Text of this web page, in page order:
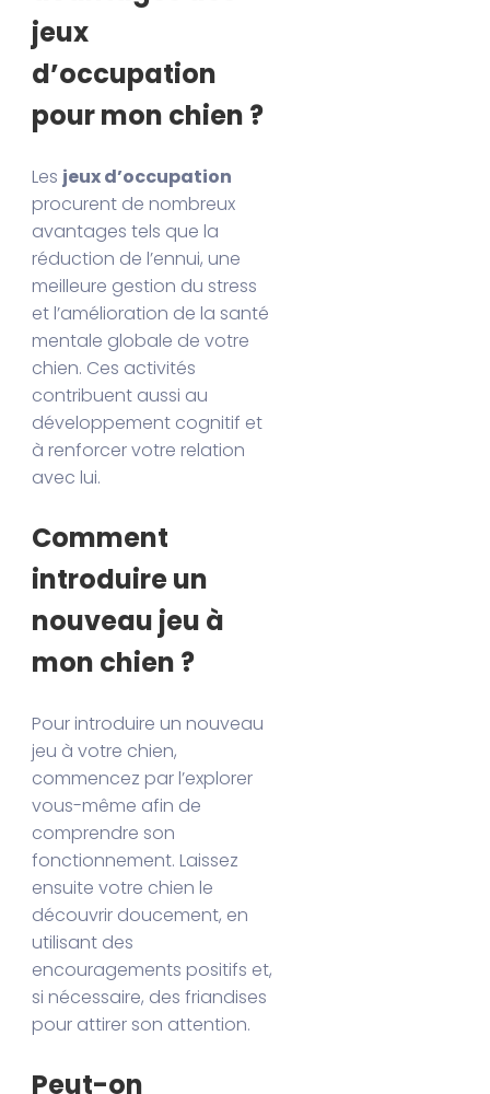
jeux
d’occupation
pour mon chien ?
Les jeux d’occupation
procurent de nombreux
avantages tels que la
réduction de l’ennui, une
meilleure gestion du stress
et l’amélioration de la santé
mentale globale de votre
chien. Ces activités
contribuent aussi au
développement cognitif et
à renforcer votre relation
avec lui.
Comment
introduire un
nouveau jeu à
mon chien ?
Pour introduire un nouveau
jeu à votre chien,
commencez par l’explorer
vous-même afin de
comprendre son
fonctionnement. Laissez
ensuite votre chien le
découvrir doucement, en
utilisant des
encouragements positifs et,
si nécessaire, des friandises
pour attirer son attention.
Peut-on